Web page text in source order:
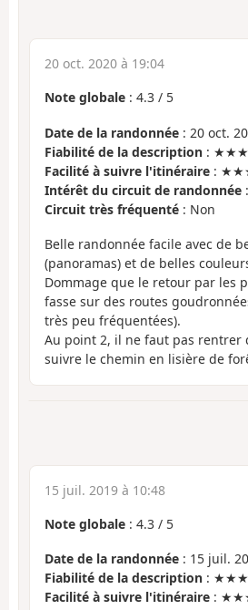
20 oct. 2020 à 19:04
Note globale : 4.3 / 5
Date de la randonnée : 20 oct.
Fiabilité de la description :
Facilité à suivre l'itinéraire :
Intérêt du circuit de randonnée
Circuit très fréquenté : Non
Belle randonnée facile avec de
(panoramas) et de belles
Dommage que le retour par les
fasse sur des routes
très peu fréquentées).
Au point 2, il ne faut pas rentrer
suivre le chemin en lisière de
15 juil. 2019 à 10:48
Note globale : 4.3 / 5
Date de la randonnée : 15 juil.
Fiabilité de la description :
Facilité à suivre l'itinéraire :